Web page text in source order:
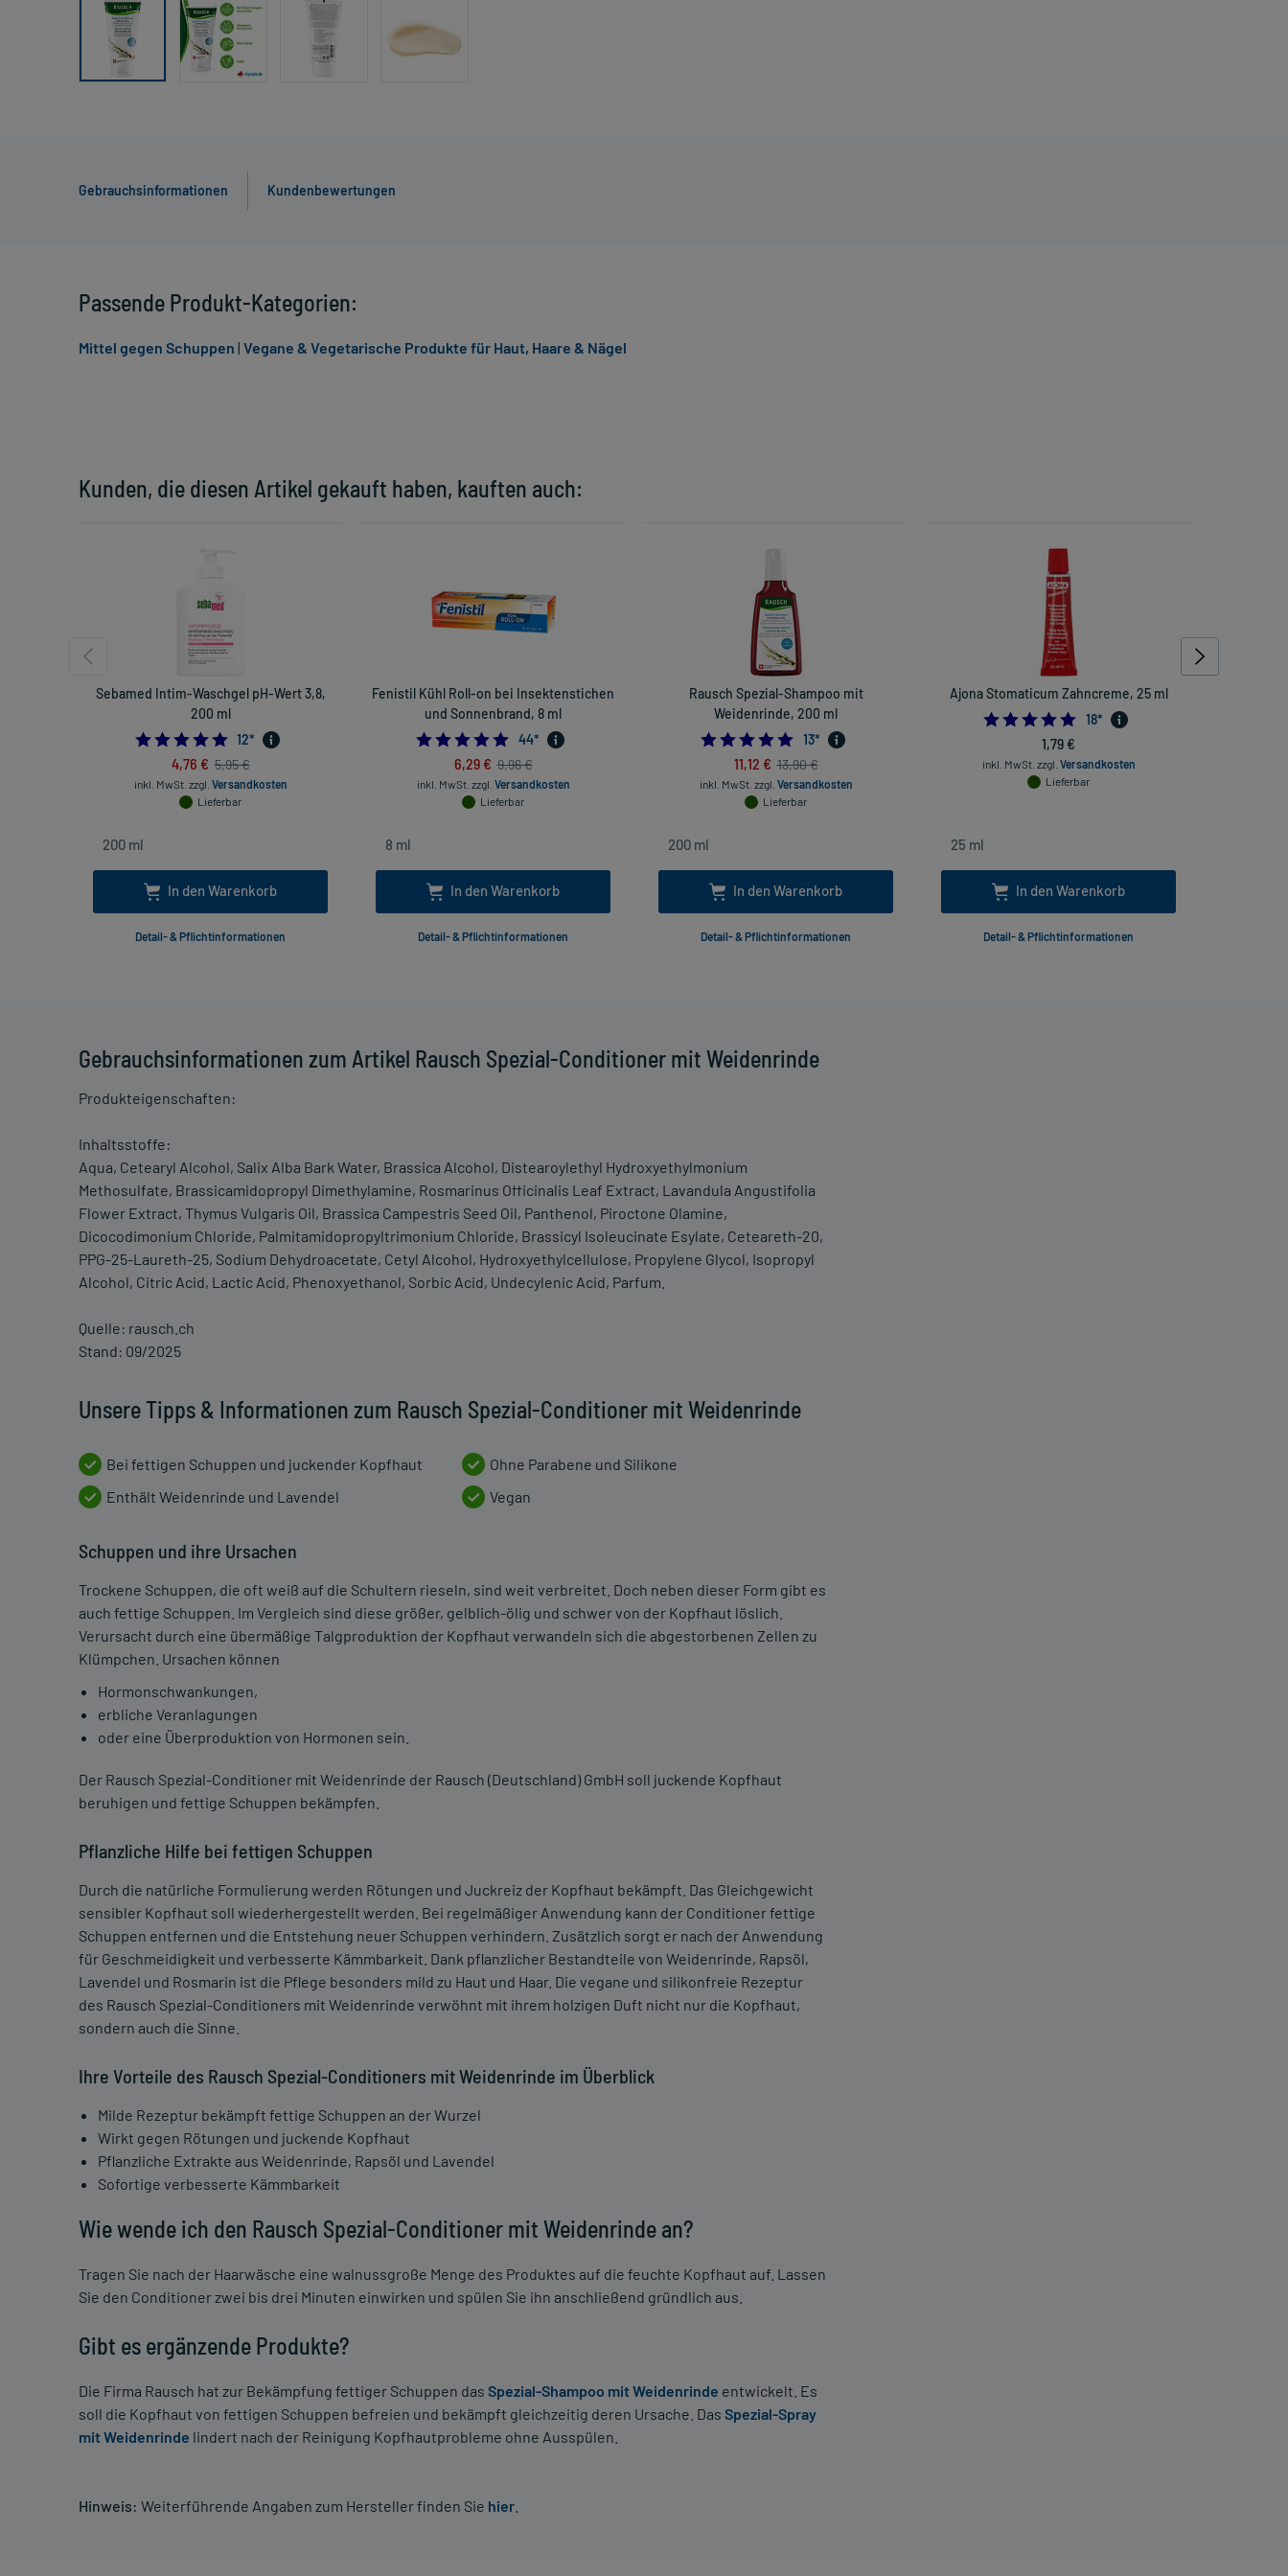
Gebrauchsinformationen Kundenbewertungen
Gebrauchsinformationen zum Artikel Rausch Spezial-Conditioner mit Weidenrinde
Produkteigenschaften:
Inhaltsstoffe:
Aqua, Cetearyl Alcohol, Salix Alba Bark Water, Brassica Alcohol, Distearoylethyl Hydroxyethylmonium
Methosulfate, Brassicamidopropyl Dimethylamine, Rosmarinus Officinalis Leaf Extract, Lavandula Angustifolia
Flower Extract, Thymus Vulgaris Oil, Brassica Campestris Seed Oil, Panthenol, Piroctone Olamine,
Dicocodimonium Chloride, Palmitamidopropyltrimonium Chloride, Brassicyl Isoleucinate Esylate, Ceteareth-20,
PPG-25-Laureth-25, Sodium Dehydroacetate, Cetyl Alcohol, Hydroxyethylcellulose, Propylene Glycol, Isopropyl
Alcohol, Citric Acid, Lactic Acid, Phenoxyethanol, Sorbic Acid, Undecylenic Acid, Parfum.
Quelle: rausch.ch
Stand: 09/2025
Unsere Tipps & Informationen zum Rausch Spezial-Conditioner mit Weidenrinde
Bei fettigen Schuppen und juckender Kopfhaut
Enthält Weidenrinde und Lavendel
Ohne Parabene und Silikone
Vegan
Schuppen und ihre Ursachen
Trockene Schuppen, die oft weiß auf die Schultern rieseln, sind weit verbreitet. Doch neben dieser Form gibt es
auch fettige Schuppen. Im Vergleich sind diese größer, gelblich-ölig und schwer von der Kopfhaut löslich.
Verursacht durch eine übermäßige Talgproduktion der Kopfhaut verwandeln sich die abgestorbenen Zellen zu
Klümpchen. Ursachen können
Hormonschwankungen,
erbliche Veranlagungen
oder eine Überproduktion von Hormonen sein.
Der Rausch Spezial-Conditioner mit Weidenrinde der Rausch (Deutschland) GmbH soll juckende Kopfhaut
beruhigen und fettige Schuppen bekämpfen.
Pflanzliche Hilfe bei fettigen Schuppen
Durch die natürliche Formulierung werden Rötungen und Juckreiz der Kopfhaut bekämpft. Das Gleichgewicht
sensibler Kopfhaut soll wiederhergestellt werden. Bei regelmäßiger Anwendung kann der Conditioner fettige
Schuppen entfernen und die Entstehung neuer Schuppen verhindern. Zusätzlich sorgt er nach der Anwendung
für Geschmeidigkeit und verbesserte Kämmbarkeit. Dank pflanzlicher Bestandteile von Weidenrinde, Rapsöl,
Lavendel und Rosmarin ist die Pflege besonders mild zu Haut und Haar. Die vegane und silikonfreie Rezeptur
des Rausch Spezial-Conditioners mit Weidenrinde verwöhnt mit ihrem holzigen Duft nicht nur die Kopfhaut,
sondern auch die Sinne.
Ihre Vorteile des Rausch Spezial-Conditioners mit Weidenrinde im Überblick
Milde Rezeptur bekämpft fettige Schuppen an der Wurzel
Wirkt gegen Rötungen und juckende Kopfhaut
Pflanzliche Extrakte aus Weidenrinde, Rapsöl und Lavendel
Sofortige verbesserte Kämmbarkeit
Wie wende ich den Rausch Spezial-Conditioner mit Weidenrinde an?
Tragen Sie nach der Haarwäsche eine walnussgroße Menge des Produktes auf die feuchte Kopfhaut auf. Lassen
Sie den Conditioner zwei bis drei Minuten einwirken und spülen Sie ihn anschließend gründlich aus.
Gibt es ergänzende Produkte?
Die Firma Rausch hat zur Bekämpfung fettiger Schuppen das Spezial-Shampoo mit Weidenrinde entwickelt. Es
soll die Kopfhaut von fettigen Schuppen befreien und bekämpft gleichzeitig deren Ursache. Das Spezial-Spray
mit Weidenrinde lindert nach der Reinigung Kopfhautprobleme ohne Ausspülen.
Hinweis: Weiterführende Angaben zum Hersteller finden Sie hier
Kunden, die diesen Artikel gekauft haben, kauften auch:
Sebamed Intim-Waschgel pH-Wert 3,8,
200 ml
5.0
12*
4,76 € 5,95 €
inkl. MwSt. zzgl. Versandkosten
Lieferbar
In den Warenkorb
Detail- & Pflichtinformationen
Fenistil Kühl Roll-on bei Insektenstichen
und Sonnenbrand, 8 ml
4.931818181818182
44*
6,29 € 9,96 €
inkl. MwSt. zzgl. Versandkosten
Lieferbar
In den Warenkorb
Detail- & Pflichtinformationen
Rausch Spezial-Shampoo mit
Weidenrinde, 200 ml
4.769230769230769
13*
11,12 € 13,90 €
inkl. MwSt. zzgl. Versandkosten
Lieferbar
In den Warenkorb
Detail- & Pflichtinformationen
Ajona Stomaticum Zahncreme, 25 ml
4.777777777777778
18*
1,79 €
inkl. MwSt. zzgl. Versandkosten
Lieferbar
In den Warenkorb
Detail- & Pflichtinformationen
Passende Produkt-Kategorien:
Mittel gegen Schuppen | Vegane & Vegetarische Produkte für Haut, Haare & Nägel